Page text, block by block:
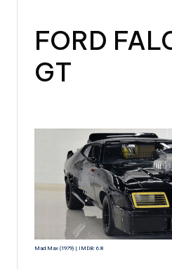
FORD
GT
Mad Max (1979) | IMDB: 6.8